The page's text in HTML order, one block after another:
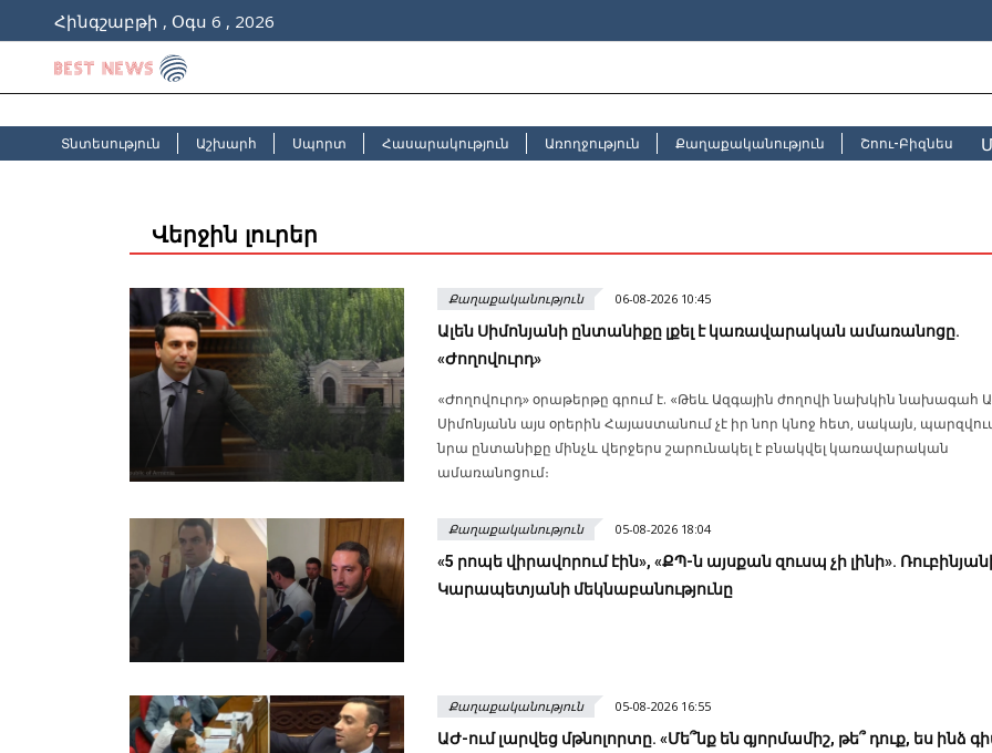
Հինգշաբթի , Օգս 6 , 2026
Տնտեսություն Աշխարհ Սպորտ Հասարակություն Առողջություն Քաղաքականություն Շոու-Բիզնես
Վերջին լուրեր
Քաղաքականություն 06-08-2026 10:45
Ալեն Սիմոնյանի ընտանիքը լքել է կառավարական ամառանոցը.
«Ժողովուրդ»
«Ժողովուրդ» օրաթերթը գրում է. «Թեև Ազգային ժողովի նախկին նախագահ
Սիմոնյանն այս օրերին Հայաստանում չէ իր նոր կնոջ հետ, սակայն,
նրա ընտանիքը մինչև վերջերս շարունակել է բնակվել կառավարական
ամառանոցում։
Քաղաքականություն 05-08-2026 18:04
«5 րոպե վիրավորում էին», «ՔՊ-ն այսքան զուսպ չի լինի».
Կարապետյանի մեկնաբանությունը
Քաղաքականություն 05-08-2026 16:55
ԱԺ-ում լարվեց մթնոլորտը. «Մե՞նք են գյորմամիշ, թե՞ դուք, ես ինձ